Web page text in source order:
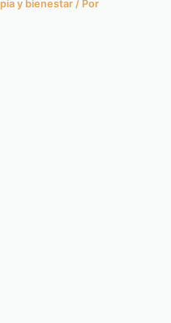
y bienestar / Por